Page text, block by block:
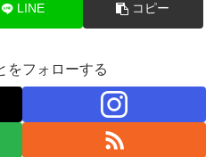
LINE コピー
をフォローする